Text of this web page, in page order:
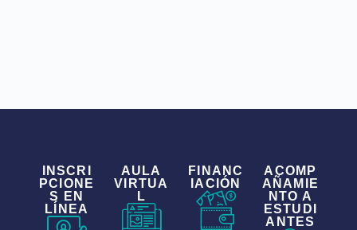
INSCRI
PCIONE
S EN
LÍNEA
AULA
VIRTUA
L
FINANC
IACIÓN
ACOMP
AÑAMIE
NTO A
ESTUDI
ANTES